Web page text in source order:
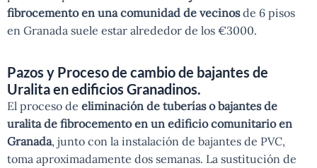
fibrocemento en una comunidad de vecinosde 6 pisos
en Granada suele estar alrededor de los €3000.
Pazos y Proceso de cambio de bajantes de
Uralita en edificios Granadinos.
El proceso de eliminación de tuberías o bajantes de
uralita de fibrocemento en un edificio comunitario en
Granada, junto con la instalación de bajantes de PVC,
toma aproximadamente dos semanas. La sustitución de